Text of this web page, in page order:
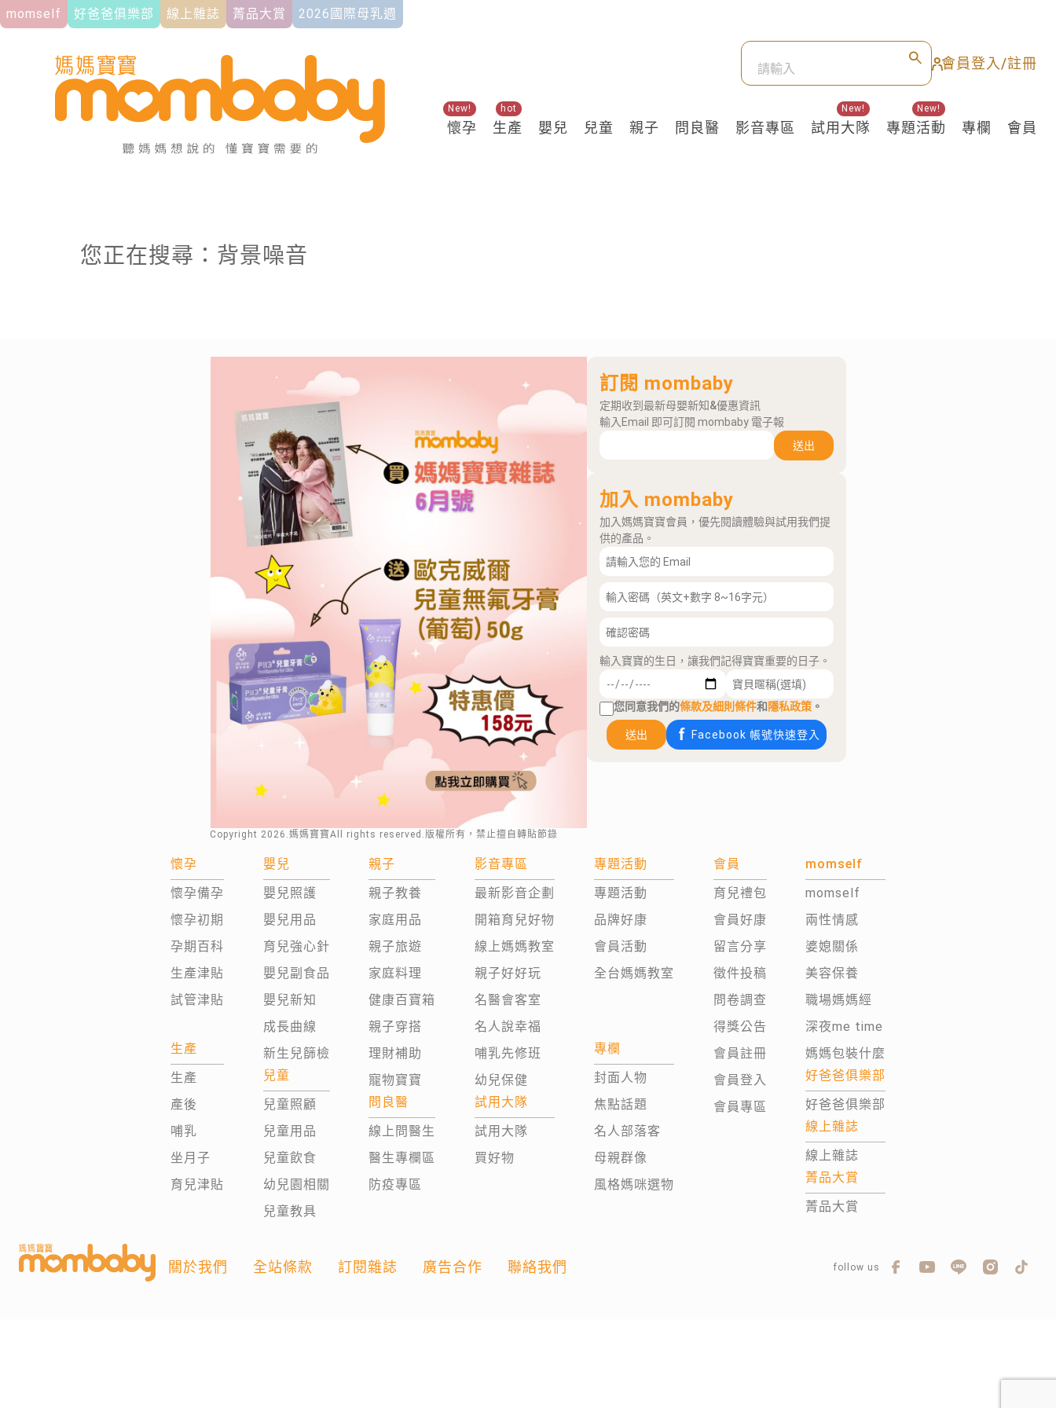
momself 好爸爸俱樂部 線上雜誌 菁品大賞 2026國際母乳週
會員登入/註冊
懷孕
New!
生產
hot
嬰兒 兒童 親子 問良醫 影音專區 試用大隊
New!
專題活動
New!
專欄 會員
關鍵熱搜
您正在搜尋：背景噪音
Copyright 2026 .媽媽寶寶All rights reserved.版權所有，禁止擅自轉貼節錄
訂閱 mombaby
定期收到最新母嬰新知&優惠資訊
輸入Email 即可訂閱 mombaby 電子報
送出
加入 mombaby
加入媽媽寶寶會員，優先閱讀體驗與試用我們提
供的產品。
輸入寶寶的生日，讓我們記得寶寶重要的日子。
您同意我們的條款及細則條件和隱私政策 。
送出 Facebook 帳號快速登入
懷孕
懷孕備孕
懷孕初期
孕期百科
生產津貼
試管津貼
生產
生產
產後
哺乳
坐月子
育兒津貼
嬰兒
嬰兒照護
嬰兒用品
育兒強心針
嬰兒副食品
嬰兒新知
成長曲線
新生兒篩檢
兒童
兒童照顧
兒童用品
兒童飲食
幼兒園相關
兒童教具
親子
親子教養
家庭用品
親子旅遊
家庭料理
健康百寶箱
親子穿搭
理財補助
寵物寶寶
問良醫
線上問醫生
醫生專欄區
防疫專區
影音專區
最新影音企劃
開箱育兒好物
線上媽媽教室
親子好好玩
名醫會客室
名人說幸福
哺乳先修班
幼兒保健
試用大隊
試用大隊
買好物
專題活動
專題活動
品牌好康
會員活動
全台媽媽教室
專欄
封面人物
焦點話題
名人部落客
母親群像
風格媽咪選物
會員
育兒禮包
會員好康
留言分享
徵件投稿
問卷調查
得獎公告
會員註冊
會員登入
會員專區
momself
momself
兩性情感
婆媳關係
美容保養
職場媽媽經
深夜me time
媽媽包裝什麼
好爸爸俱樂部
好爸爸俱樂部
線上雜誌
線上雜誌
菁品大賞
菁品大賞
關於我們 全站條款 訂閱雜誌 廣告合作 聯絡我們 follow us